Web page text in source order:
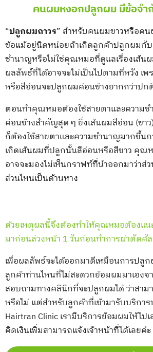
คนผมหงอกปลูกผม มีข้อจำ
“ปลูกผมถาวร” สำหรับคนผมขาวหรือค
ข้อแม้อยู่นิดหน่อยถ้าเกิดลูกค้าปลูกผมกั
ชำนาญหรือไม่ใช่คุณหมอที่ดูแลเรื่องเส้น
ผลลัพธ์ที่ได้อาจจะไม่เป็นไปตามที่หวัง เพ
หรือสีอ่อนจะปลูกผมค่อนข้างยากกว่าปก
ตอนทำคุณหมอต้องใช้สายตาและความช
ค่อนข้างสำคัญสุด ๆ ยิ่งเส้นผมสีอ่อน (ขา
ก็ต้องใช้สายตาและความชำนาญมากขึ้นก
เกิดเส้นผมที่ปลูกนั้นสีอ่อนหรือสีขาว คุณ
อาจจะมองไม่เห็นกราฟท์ที่นำออกมาว่าส่
ส่วนไหนเป็นด้านหาง
ด้วยเหตุผลนี้จึงต้องทำให้คุณหมอต้องแน
มาก่อนล่วงหน้า 1 วันก่อนทำการผ่าตัดศั
เพื่อผลลัพธ์จะได้ออกมาดีเหมือนการปลู
ลูกค้าท่านไหนที่ไม่สะดวกย้อมผมมาเองจ
สอบถามทางคลินิกที่จะปลูกผมได้ ว่าสาม
หรือไม่ แต่สำหรับลูกค้าที่เข้ามารับบริกา
Hairtran Clinic เรามีบริการย้อมผมให้ไ
คิดเงินเพิ่มสามารถแจ้งเจ้าหน้าที่ได้เลยค่ะ